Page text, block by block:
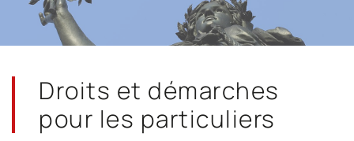
Droits et démarches
pour les particuliers